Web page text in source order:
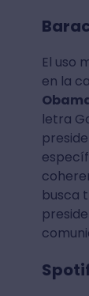
El uso
en la
letra
busca